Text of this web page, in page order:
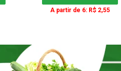
A partir de 6: R$ 2,55